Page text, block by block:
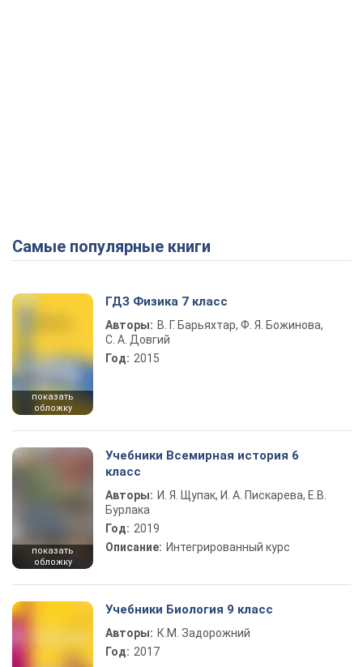
Самые популярные книги
показать
обложку
ГДЗ Физика 7 класс
Авторы: В. Г. Барьяхтар, Ф. Я. Божинова,
С. А. Довгий
Год: 2015
показать
обложку
Учебники Всемирная история 6
класс
Авторы: И. Я. Щупак, И. А. Пискарева, Е.В.
Бурлака
Год: 2019
Описание: Интегрированный курс
Учебники Биология 9 класс
Авторы: К.М. Задорожний
Год: 2017